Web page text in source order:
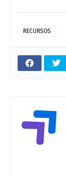
RECURSOS